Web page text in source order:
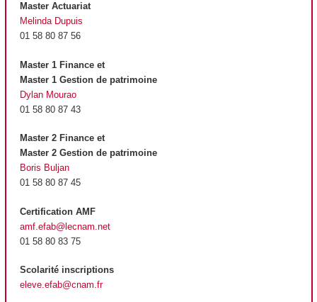
Master Actuariat
Melinda Dupuis
01 58 80 87 56
Master 1 Finance et
Master 1 Gestion de patrimoine
Dylan Mourao
01 58 80 87 43
Master 2 Finance et
Master 2 Gestion de patrimoine
Boris Buljan
01 58 80 87 45
Certification AMF
amf.efab@lecnam.net
01 58 80 83 75
Scolarité inscriptions
eleve.efab@cnam.fr